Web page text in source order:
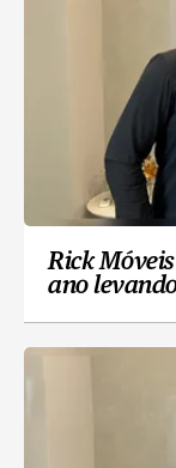
Rick
ano